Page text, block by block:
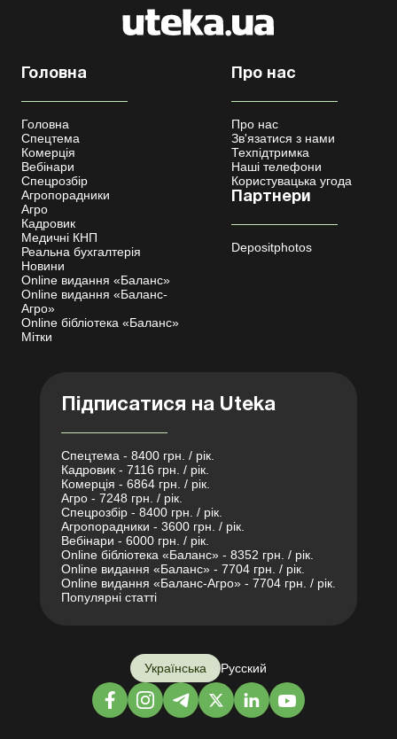
Головна
Головна
Спецтема
Комерція
Вебінари
Спецрозбір
Агропорадники
Агро
Кадровик
Медичні КНП
Реальна бухгалтерія
Новини
Online видання «Баланс»
Online видання «Баланс-
Агро»
Online бібліотека «Баланс»
Мітки
Про нас
Про нас
Зв'язатися з нами
Техпідтримка
Наші телефони
Користувацька угода
Партнери
Depositphotos
Підписатися на Uteka
Спецтема - 8400 грн. / рік.
Кадровик - 7116 грн. / рік.
Комерція - 6864 грн. / рік.
Агро - 7248 грн. / рік.
Спецрозбір - 8400 грн. / рік.
Агропорадники - 3600 грн. / рік.
Вебінари - 6000 грн. / рік.
Online бібліотека «Баланс» - 8352 грн. / рік.
Online видання «Баланс» - 7704 грн. / рік.
Online видання «Баланс-Агро» - 7704 грн. / рік.
Популярні статті
Українська Русский